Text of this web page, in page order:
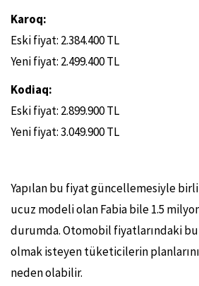
Karoq:
Eski fiyat: 2.384.400 TL
Yeni fiyat: 2.499.400 TL
Kodiaq:
Eski fiyat: 2.899.900 TL
Yeni fiyat: 3.049.900 TL
Yapılan bu fiyat güncellemesiyle
ucuz modeli olan Fabia bile 1.5 milyon
durumda. Otomobil fiyatlarındaki bu
olmak isteyen tüketicilerin
neden olabilir.